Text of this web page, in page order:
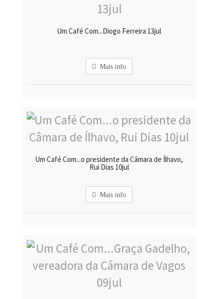
Um Café Com...Diogo Ferreira 13jul
Mais info
Um Café Com...o presidente da Câmara de Ílhavo,
Rui Dias 10jul
Mais info